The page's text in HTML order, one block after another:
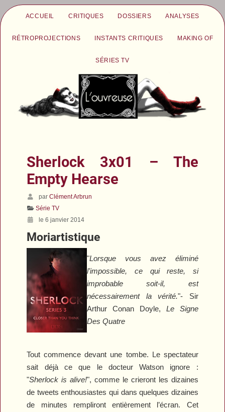
ACCUEIL CRITIQUES DOSSIERS ANALYSES
RÉTROPROJECTIONS INSTANTS CRITIQUES MAKING OF
SÉRIES TV
Sherlock 3x01 – The
Empty Hearse
parClément Arbrun
Série TV
le 6 janvier 2014
Moriartistique
"Lorsque vous avez éliminé
l’impossible, ce qui reste, si
improbable soit-il, est
nécessairement la vérité."- Sir
Arthur Conan Doyle, Le Signe
Des Quatre
Tout commence devant une tombe. Le spectateur
sait déjà ce que le docteur Watson ignore :
"Sherlock is alive!", comme le crieront les dizaines
de tweets enthousiastes qui dans quelques dizaines
de minutes rempliront entièrement l’écran. Cet